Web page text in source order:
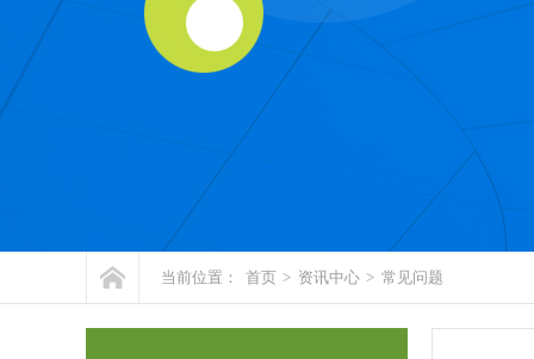
当前位置： 首页 > 资讯中心 > 常见问题